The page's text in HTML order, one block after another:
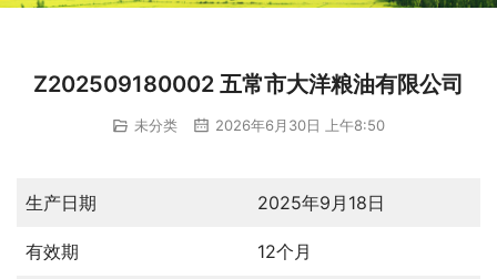
Z202509180002 五常市大洋粮油有限公司
未分类 2026年6月30日 上午8:50
生产日期 2025年9月18日
有效期 12个月